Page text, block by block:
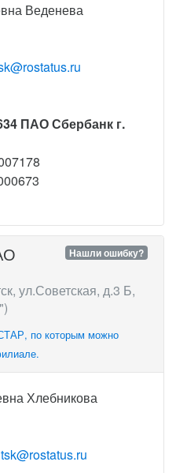
Веденева
ПАО Сбербанк г.
Нашли ошибку?
ул.Советская, д.3 Б,
по которым можно
Хлебникова